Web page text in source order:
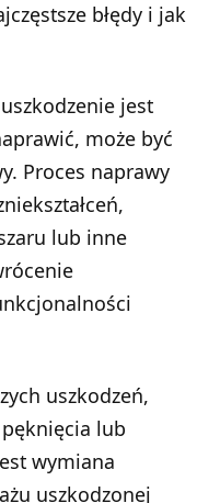
błędy i jak
jest
może być
Proces naprawy
lub inne
uszkodzeń,
lub
wymiana
uszkodzonej